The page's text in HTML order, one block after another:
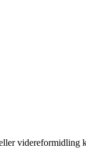
videreformidling